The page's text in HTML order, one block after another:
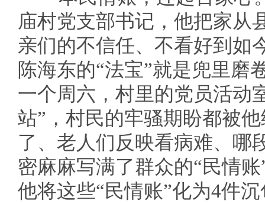
庙村党支部书记，他把家从
亲们的不信任、不看好到如
陈海东的“法宝”就是兜里磨
一个周六，村里的党员活动
站”，村民的牢骚期盼都被
了、老人们反映看病难、
密麻麻写满了群众的“民情
他将这些“民情账”化为4件